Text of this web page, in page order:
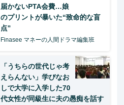
届かないPTA会費…娘
のプリントが暴いた“致命的な盲
点”
Finasee マネーの人間ドラマ編集班
「うちらの世代じゃ考
えらんない」学びなお
しで大学に入学した70
代女性が同級生に夫の愚痴を話す